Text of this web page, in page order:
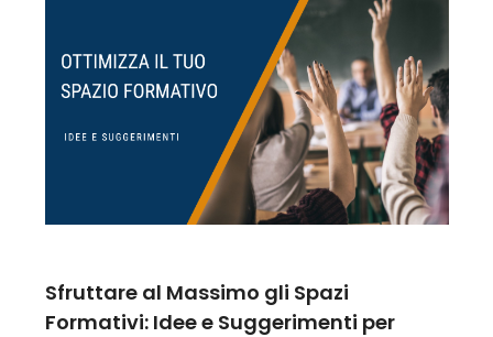
Sfruttare al Massimo gli Spazi
Formativi: Idee e Suggerimenti per